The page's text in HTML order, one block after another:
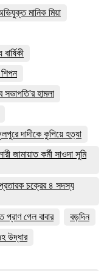
মানিক মিয়া
সভাপতি'র হামলা
দাদীকে কুপিয়ে হত্যা
জামায়াত কর্মী সাওদা সুমি
চক্রের ৪ সদস্য
প্রাণ গেল বাবার
বড়দিন
উদ্ধার